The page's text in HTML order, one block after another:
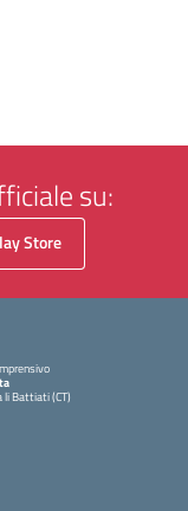
su:
Store
li Battiati (CT)
iniziale della scuola